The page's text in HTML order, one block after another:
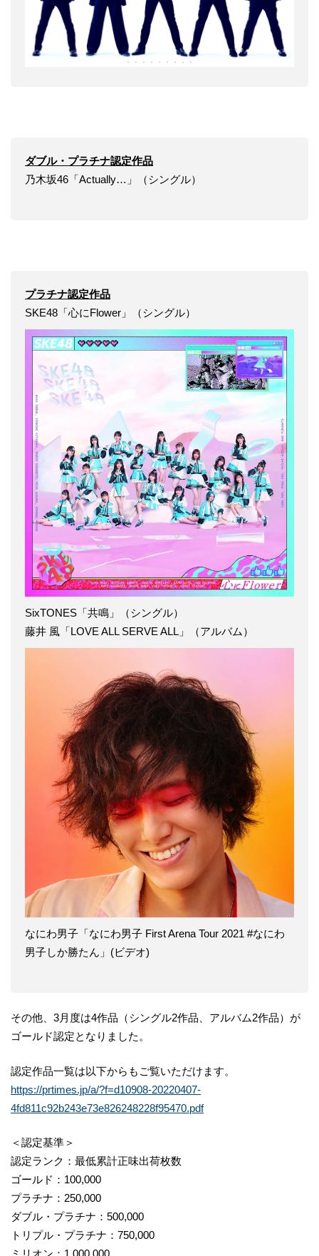
ダブル・プラチナ認定作品
乃木坂46「Actually…」（シングル）
プラチナ認定作品
SKE48「心にFlower」（シングル）
SixTONES「共鳴」（シングル）
藤井 風「LOVE ALL SERVE ALL」（アルバム）
なにわ男子「なにわ男子 First Arena Tour 2021 #なにわ
男子しか勝たん」(ビデオ)
その他、3月度は4作品（シングル2作品、アルバム2作品）が
ゴールド認定となりました。
認定作品一覧は以下からもご覧いただけます。
https://prtimes.jp/a/?f=d10908-20220407-
4fd811c92b243e73e826248228f95470.pdf
＜認定基準＞
認定ランク：最低累計正味出荷枚数
ゴールド：100,000
プラチナ：250,000
ダブル・プラチナ：500,000
トリプル・プラチナ：750,000
ミリオン：1,000,000